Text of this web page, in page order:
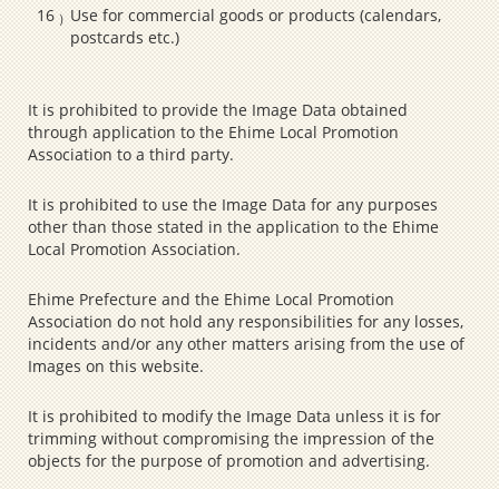
Use for commercial goods or products (calendars,
postcards etc.)
It is prohibited to provide the Image Data obtained
through application to the Ehime Local Promotion
Association to a third party.
It is prohibited to use the Image Data for any purposes
other than those stated in the application to the Ehime
Local Promotion Association.
Ehime Prefecture and the Ehime Local Promotion
Association do not hold any responsibilities for any losses,
incidents and/or any other matters arising from the use of
Images on this website.
It is prohibited to modify the Image Data unless it is for
trimming without compromising the impression of the
objects for the purpose of promotion and advertising.